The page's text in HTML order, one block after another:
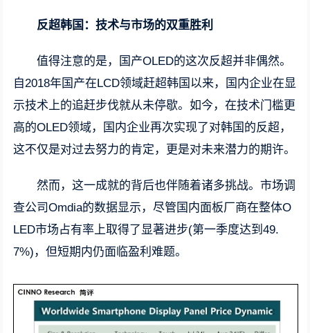
反超韩国：技术与市场的双重胜利
值得注意的是，国产OLED的这次反超并非偶然。
自2018年国产在LCD领域赶超韩国以来，国内企业在显
示技术上的追赶步伐就从未停歇。如今，在技术门槛更
高的OLED领域，国内企业再次实现了对韩国的反超，
这不仅是对过去努力的肯定，更是对未来潜力的期许。
然而，这一成就的背后也伴随着诸多挑战。市场调
查公司Omdia的数据显示，尽管国内面板厂商在整体O
LED市场占有率上取得了显著进步(第一季度达到49.
7%)，但短期内仍面临盈利难题。